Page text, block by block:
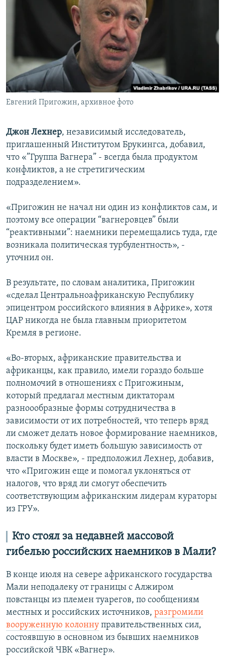
Евгений Пригожин, архивное фото
Джон Лехнер, независимый исследователь,
приглашенный Институтом Брукингса, добавил,
что «”Группа Вагнера” - всегда была продуктом
конфликтов, а не стретигическим
подразделением».
«Пригожин не начал ни один из конфликтов сам, и
поэтому все операции “вагнеровцев” были
“реактивными”: наемники перемещались туда, где
возникала политическая турбулентность», -
уточнил он.
В результате, по словам аналитика, Пригожин
«сделал Центральноафриканскую Республику
эпицентром российского влияния в Африке», хотя
ЦАР никогда не была главным приоритетом
Кремля в регионе.
«Во-вторых, африканские правительства и
африканцы, как правило, имели гораздо больше
полномочий в отношениях с Пригожиным,
который предлагал местным диктаторам
разноообразные формы сотрудничества в
зависимости от их потребностей, что теперь вряд
ли сможет делать новое формирование наемников,
поскольку будет иметь большую зависимость от
власти в Москве», - предположил Лехнер, добавив,
что «Пригожин еще и помогал уклоняться от
налогов, что вряд ли смогут обеспечить
соответствующим африканским лидерам кураторы
из ГРУ».
Кто стоял за недавней массовой
гибелью российских наемников в Мали?
В конце июля на севере африканского государства
Мали неподалеку от границы с Алжиром
повстанцы из племен туарегов, по сообщениям
местных и российских источников, разгромили
вооруженную колонну правительственных сил,
состоявшую в основном из бывших наемников
российской ЧВК «Вагнер».